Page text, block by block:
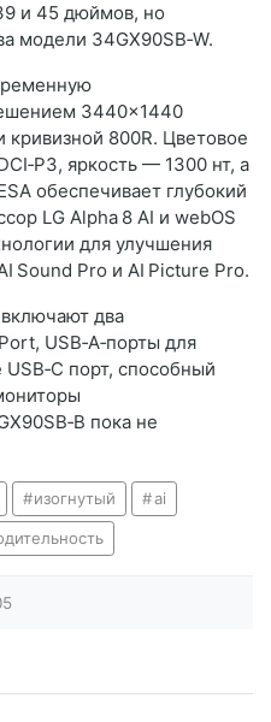
и 45 дюймов, но
модели 34GX90SB‑W.
3440×1440
кривизной 800R. Цветовое
яркость — 1300 нт, а
обеспечивает глубокий
LG Alpha 8 AI и webOS
для улучшения
Sound Pro и AI Picture Pro.
два
USB‑A‑порты для
порт, способный
пока не
изогнутый ai